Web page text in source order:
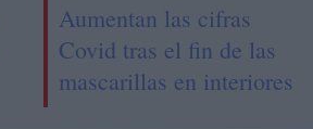
Aumentan las cifras
Covid tras el fin de las
mascarillas en interiores